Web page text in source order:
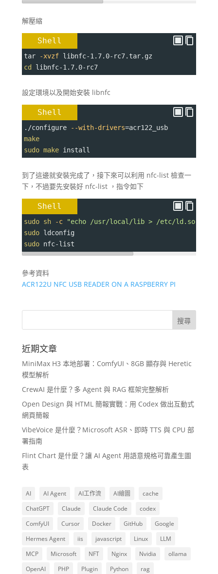
解壓縮
Shell
tar -xvzf libnfc-1.7.0-rc7.tar.gz
cd
libnfc-1.7.0-rc7
設定環境以及開始安裝 libnfc
Shell
./configure --with-drivers=acr122_usb
make
sudo make install
到了這邊就安裝完成了，接下來可以利用 nfc-list 檢查一
下，不過要先安裝好 nfc-list ，指令如下
Shell
sudo sh -c
"echo /usr/local/lib > /etc/
sudo ldconfig
sudo nfc-list
參考資料
ACR122U NFC USB READER ON A RASPBERRY PI
近期文章
MiniMax H3 本地部署：ComfyUI、8GB 顯存與 Heretic
模型解析
CrewAI 是什麼？多 Agent 與 RAG 框架完整解析
Open Design 與 HTML 簡報實戰：用 Codex 做出互動式
網頁簡報
VibeVoice 是什麼？Microsoft ASR、即時 TTS 與 CPU 部
署指南
Flint Chart 是什麼？讓 AI Agent 用語意規格可靠產生圖
表
AI AI Agent AI工作流 AI繪圖
cache
ChatGPT
Claude Claude Code
codex
ComfyUI
Cursor Docker GitHub
Google
Hermes Agent
iis javascript Linux
LLM
MCP
Microsoft NFT Nginx Nvidia
ollama
OpenAI
PHP Plugin Python rag